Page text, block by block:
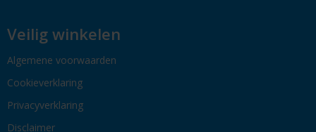
Veilig winkelen
Algemene voorwaarden
Cookieverklaring
Privacyverklaring
Disclaimer